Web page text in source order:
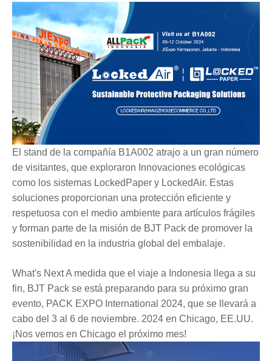
El stand de la compañía B1A002 atrajo a un gran número
de visitantes, que exploraron Innovaciones ecológicas
como los sistemas LockedPaper y LockedAir. Estas
soluciones proporcionan una protección eficiente y
respetuosa con el medio ambiente para artículos frágiles
y forman parte de la misión de BJT Pack de promover la
sostenibilidad en la industria global del embalaje.
What's Next A medida que el viaje a Indonesia llega a su
fin, BJT Pack se está preparando para su próximo gran
evento, PACK EXPO International 2024, que se llevará a
cabo del 3 al 6 de noviembre. 2024 en Chicago, EE.UU.
¡Nos vemos en Chicago el próximo mes!